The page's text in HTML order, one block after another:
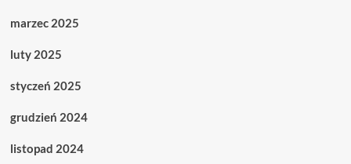
marzec 2025
luty 2025
styczeń 2025
grudzień 2024
listopad 2024